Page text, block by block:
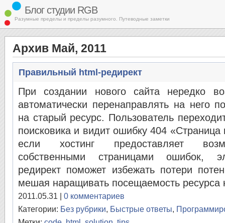
Блог студии RGB
Разумные пределы и пределы разумного. Путеводные заметки
Архив Май, 2011
Правильный html-редирект
При создании нового сайта нередко
автоматически перенаправлять на него
на старый ресурс. Пользователь
поисковика и видит ошибку 404
если хостинг предоставляет
собственными страницами ошибок,
редирект поможет избежать потери
мешая наращивать посещаемость ресурса
2011.05.31 | 0 комментариев
Категории: Без рубрики, Быстрые ответы,